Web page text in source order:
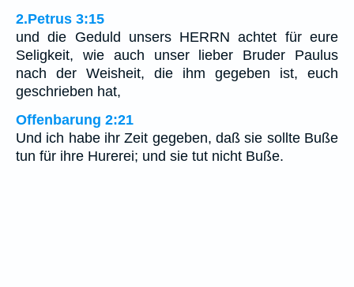
2.Petrus 3:15
und die Geduld unsers HERRN achtet für eure
Seligkeit, wie auch unser lieber Bruder Paulus
nach der Weisheit, die ihm gegeben ist, euch
geschrieben hat,
Offenbarung 2:21
Und ich habe ihr Zeit gegeben, daß sie sollte Buße
tun für ihre Hurerei; und sie tut nicht Buße.